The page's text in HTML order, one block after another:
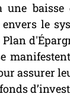
une
le
assurer